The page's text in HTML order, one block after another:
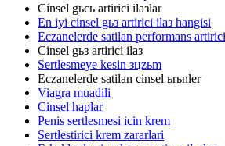
Cinsel gьcь artirici ilaзlar
En iyi cinsel gьз artirici ilaз hangisi
Eczanelerde satilan performans
Cinsel gьз artirici ilaз
Sertlesmeye kesin зцzьm
Eczanelerde satilan cinsel ьrьnler
Viagra muadili
Cinsel haplar
Penis sertlesmesi icin krem
Sertlestirici krem zararlari